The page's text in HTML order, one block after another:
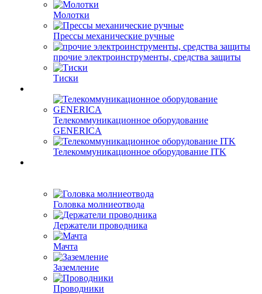
Молотки
Прессы механические ручные
прочие электроинструменты, средства защиты
Тиски
Телекоммуникационное оборудование
GENERICA
Телекоммуникационное оборудование ITK
Головка молниеотвода
Держатели проводника
Мачта
Заземление
Проводники